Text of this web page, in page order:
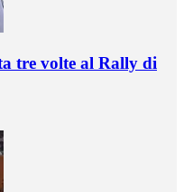
tre volte al Rally di